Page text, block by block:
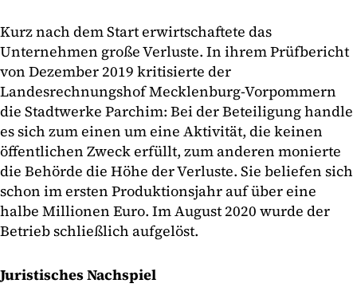
Kurz nach dem Start erwirtschaftete das
Unternehmen große Verluste. In ihrem Prüfbericht
von Dezember 2019 kritisierte der
Landesrechnungshof Mecklenburg-Vorpommern
die Stadtwerke Parchim: Bei der Beteiligung handle
es sich zum einen um eine Aktivität, die keinen
öffentlichen Zweck erfüllt, zum anderen monierte
die Behörde die Höhe der Verluste. Sie beliefen sich
schon im ersten Produktionsjahr auf über eine
halbe Millionen Euro. Im August 2020 wurde der
Betrieb schließlich aufgelöst.
Juristisches Nachspiel